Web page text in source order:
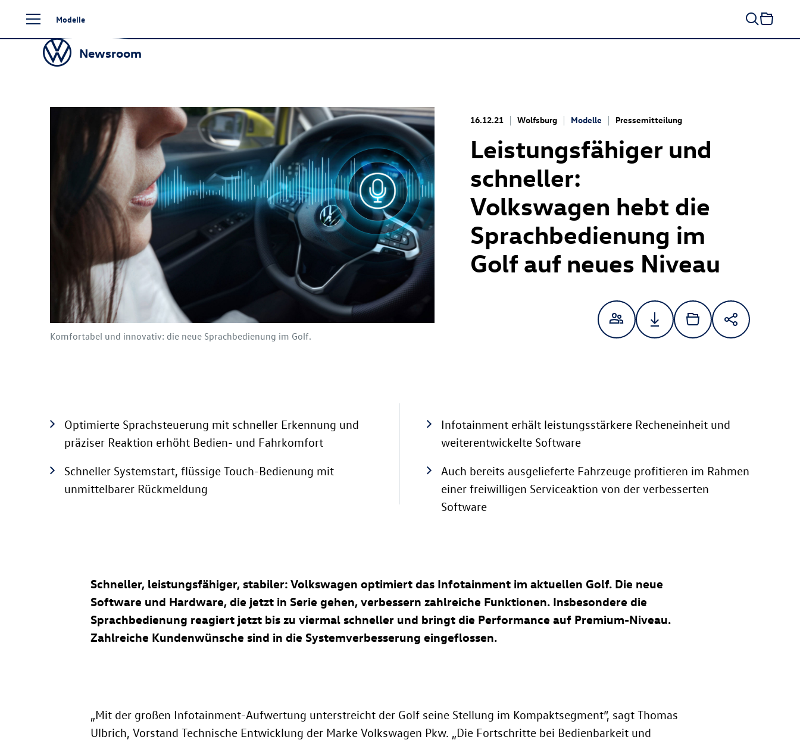
Seiteninhalt
springen
Modelle
Newsroom
Komfortabel und innovativ: die neue Sprachbedienung im Golf.
16.12.21 Wolfsburg Modelle Pressemitteilung
Leistungsfähiger und
schneller:
Volkswagen hebt die
Sprachbedienung im
Golf auf neues Niveau
Optimierte Sprachsteuerung mit schneller Erkennung und
präziser Reaktion erhöht Bedien- und Fahrkomfort
Infotainment erhält leistungsstärkere Recheneinheit und
weiterentwickelte Software
Schneller Systemstart, flüssige Touch-Bedienung mit
unmittelbarer Rückmeldung
Auch bereits ausgelieferte Fahrzeuge profitieren im Rahmen
einer freiwilligen Serviceaktion von der verbesserten
Software
Schneller, leistungsfähiger, stabiler: Volkswagen optimiert das Infotainment im aktuellen Golf. Die neue
Software und Hardware, die jetzt in Serie gehen, verbessern zahlreiche Funktionen. Insbesondere die
Sprachbedienung reagiert jetzt bis zu viermal schneller und bringt die Performance auf Premium-Niveau.
Zahlreiche Kundenwünsche sind in die Systemverbesserung eingeflossen.
„Mit der großen Infotainment-Aufwertung unterstreicht der Golf seine Stellung im Kompaktsegment”, sagt Thomas
Ulbrich, Vorstand Technische Entwicklung der Marke Volkswagen Pkw. „Die Fortschritte bei Bedienbarkeit und